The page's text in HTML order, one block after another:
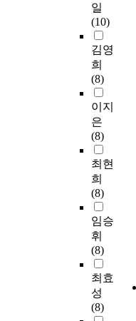
일
(10)
김영
희
(8)
이지
은
(8)
최현
희
(8)
임승
휘
(8)
최효
성
(8)